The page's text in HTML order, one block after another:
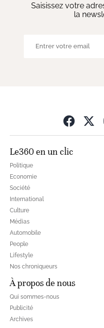
Saisissez votre
la
Le360 en un clic
Politique
Economie
Société
International
Culture
Médias
Automobile
People
Lifestyle
Nos chroniqueurs
À propos de nous
Qui sommes-nous
Publicité
Archives